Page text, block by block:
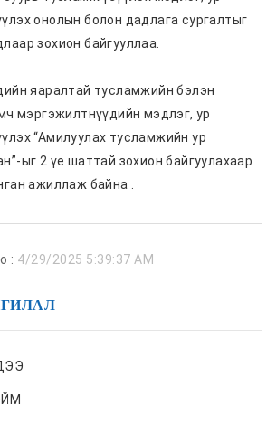
онолын болон дадлага сургалтыг
зохион байгууллаа.
яаралтай тусламжийн бэлэн
мэргэжилтнүүдийн мэдлэг, ур
“Амилуулах тусламжийн ур
ыг 2 үе шаттай зохион байгуулахаар
ажиллаж байна .
: 4/29/2025 5:39:37 AM